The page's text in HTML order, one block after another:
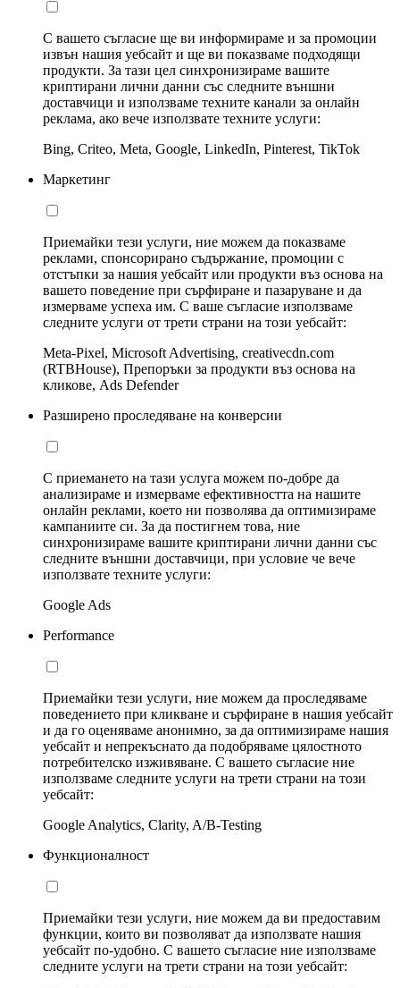
С вашето съгласие ще ви информираме и за промоции
извън нашия уебсайт и ще ви показваме подходящи
продукти. За тази цел синхронизираме вашите
криптирани лични данни със следните външни
доставчици и използваме техните канали за онлайн
реклама, ако вече използвате техните услуги:
Bing, Criteo, Meta, Google, LinkedIn, Pinterest, TikTok
Маркетинг
Приемайки тези услуги, ние можем да показваме
реклами, спонсорирано съдържание, промоции с
отстъпки за нашия уебсайт или продукти въз основа на
вашето поведение при сърфиране и пазаруване и да
измерваме успеха им. С ваше съгласие използваме
следните услуги от трети страни на този уебсайт:
Meta-Pixel, Microsoft Advertising, creativecdn.com
(RTBHouse), Препоръки за продукти въз основа на
кликове, Ads Defender
Разширено проследяване на конверсии
С приемането на тази услуга можем по-добре да
анализираме и измерваме ефективността на нашите
онлайн реклами, което ни позволява да оптимизираме
кампаниите си. За да постигнем това, ние
синхронизираме вашите криптирани лични данни със
следните външни доставчици, при условие че вече
използвате техните услуги:
Google Ads
Performance
Приемайки тези услуги, ние можем да проследяваме
поведението при кликване и сърфиране в нашия уебсайт
и да го оценяваме анонимно, за да оптимизираме нашия
уебсайт и непрекъснато да подобряваме цялостното
потребителско изживяване. С вашето съгласие ние
използваме следните услуги на трети страни на този
уебсайт:
Google Analytics, Clarity, A/B-Testing
Функционалност
Приемайки тези услуги, ние можем да ви предоставим
функции, които ви позволяват да използвате нашия
уебсайт по-удобно. С вашето съгласие ние използваме
следните услуги на трети страни на този уебсайт: